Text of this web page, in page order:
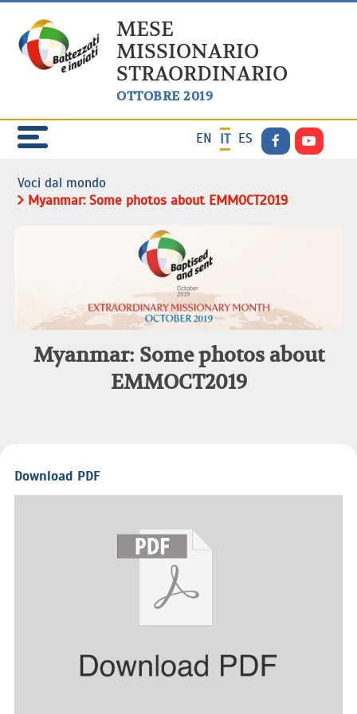
MESE
MISSIONARIO
STRAORDINARIO
OTTOBRE 2019
EN IT ES
Voci dal mondo
Myanmar: Some photos about EMMOCT2019
Myanmar: Some photos about
EMMOCT2019
Download PDF